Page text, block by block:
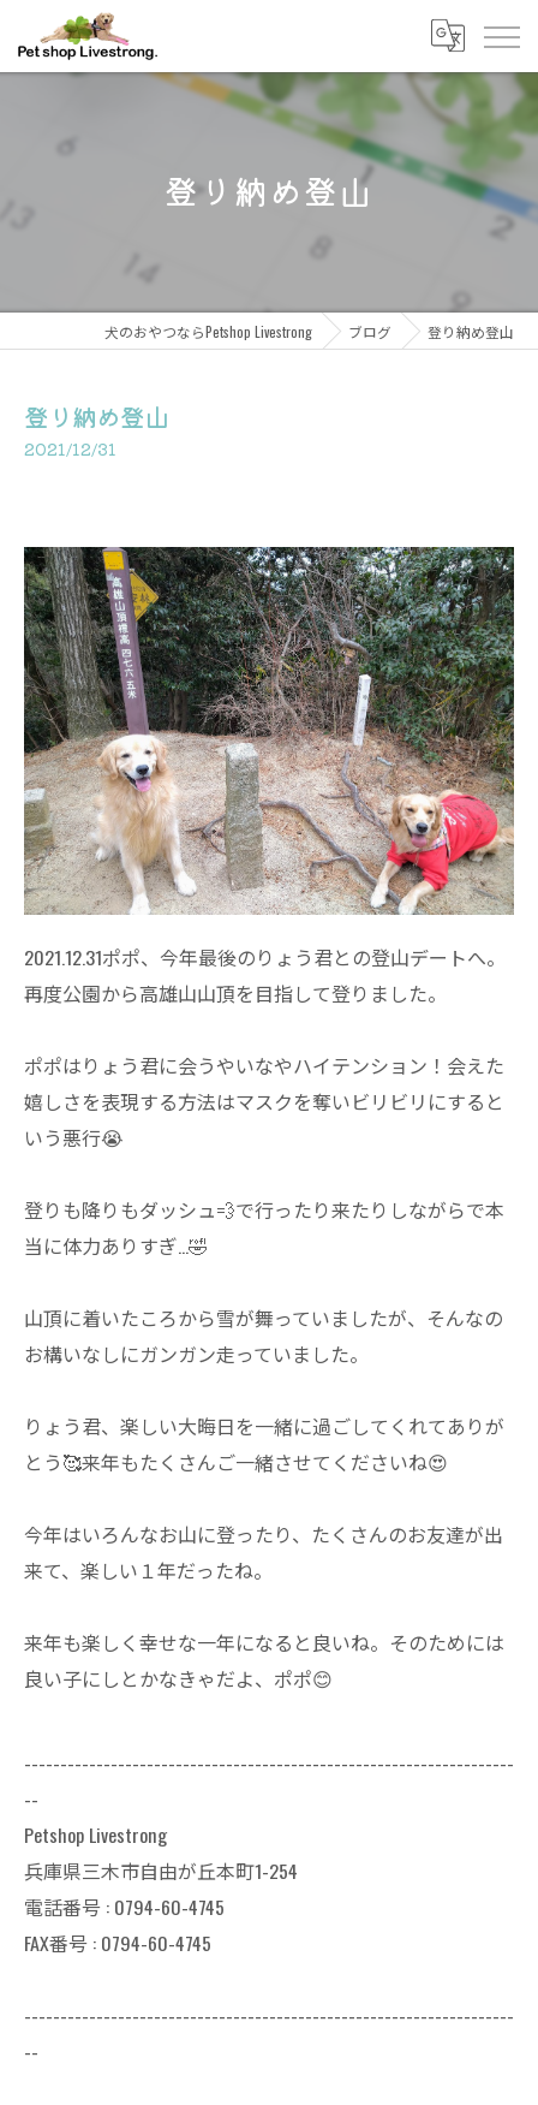
登り納め登山
犬のおやつならPetshop Livestrong ブログ 登り納め登山
登り納め登山
2021/12/31
2021.12.31ポポ、今年最後のりょう君との登山デートへ。
再度公園から高雄山山頂を目指して登りました。
ポポはりょう君に会うやいなやハイテンション！会えた
嬉しさを表現する方法はマスクを奪いビリビリにすると
いう悪行😭
登りも降りもダッシュ💨で行ったり来たりしながらで本
当に体力ありすぎ…🤣
山頂に着いたころから雪が舞っていましたが、そんなの
お構いなしにガンガン走っていました。
りょう君、楽しい大晦日を一緒に過ごしてくれてありが
とう🥰来年もたくさんご一緒させてくださいね😍
今年はいろんなお山に登ったり、たくさんのお友達が出
来て、楽しい１年だったね。
来年も楽しく幸せな一年になると良いね。そのためには
良い子にしとかなきゃだよ、ポポ😊
--------------------------------------------------------------------
--
Petshop Livestrong
兵庫県三木市自由が丘本町1-254
電話番号 : 0794-60-4745
FAX番号 : 0794-60-4745
--------------------------------------------------------------------
--